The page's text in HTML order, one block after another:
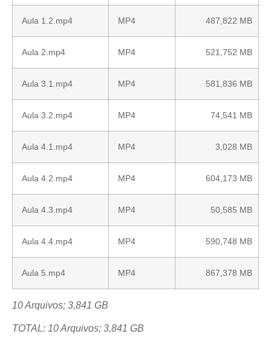
Aula 1.2.mp4 MP4 487,822 MB
Aula 2.mp4 MP4 521,752 MB
Aula 3.1.mp4 MP4 581,836 MB
Aula 3.2.mp4 MP4 74,541 MB
Aula 4.1.mp4 MP4 3,028 MB
Aula 4.2.mp4 MP4 604,173 MB
Aula 4.3.mp4 MP4 50,585 MB
Aula 4.4.mp4 MP4 590,748 MB
Aula 5.mp4 MP4 867,378 MB
10 Arquivos; 3,841 GB
TOTAL: 10 Arquivos; 3,841 GB